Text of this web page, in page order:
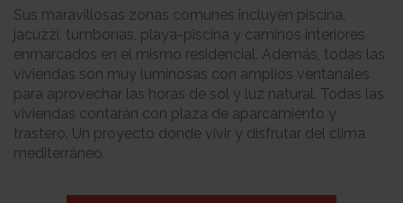
Sus maravillosas zonas comunes incluyen piscina,
jacuzzi, tumbonas, playa-piscina y caminos interiores
enmarcados en el mismo residencial. Además, todas las
viviendas son muy luminosas con amplios ventanales
para aprovechar las horas de sol y luz natural. Todas las
viviendas contarán con plaza de aparcamiento y
trastero. Un proyecto donde vivir y disfrutar del clima
mediterráneo.